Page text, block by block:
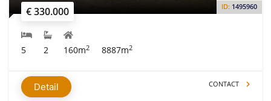
€ 330.000 ID: 1495960
5 2 160m2 8887m2
Detail CONTACT